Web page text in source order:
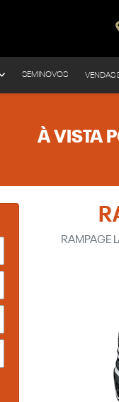
SEMINOVOS VENDAS
À VISTA
RAMPAGE